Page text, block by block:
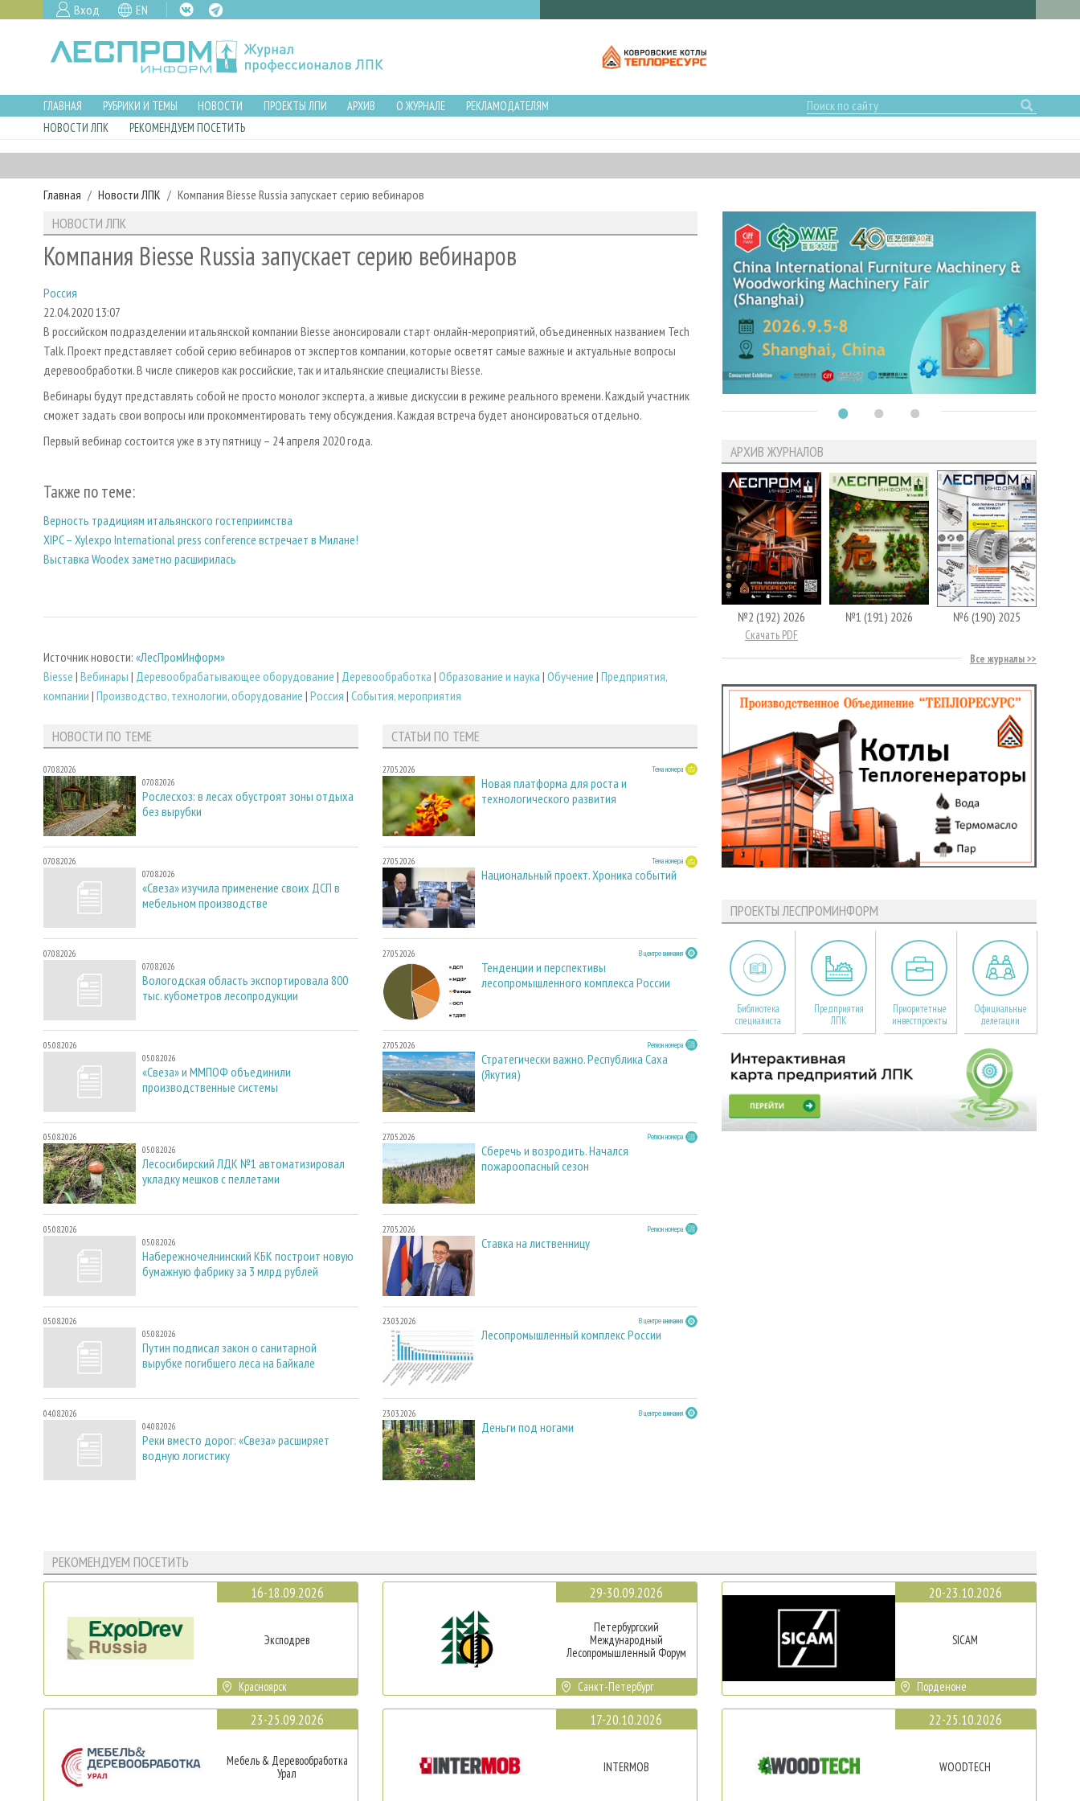
Вход EN
ГЛАВНАЯ РУБРИКИ И ТЕМЫ НОВОСТИ ПРОЕКТЫ ЛПИ АРХИВ О ЖУРНАЛЕ
РЕКЛАМОДАТЕЛЯМ
НОВОСТИ ЛПК
РЕКОМЕНДУЕМ ПОСЕТИТЬ
Главная Новости ЛПК Компания Biesse Russia запускает серию вебинаров
НОВОСТИ ЛПК
Компания Biesse Russia запускает серию вебинаров
Россия
22.04.2020 13:07
В российском подразделении итальянской компании Biesse анонсировали старт онлайн-мероприятий, объединенных названием Tech
Talk. Проект представляет собой серию вебинаров от экспертов компании, которые осветят самые важные и актуальные вопросы
деревообработки. В числе спикеров как российские, так и итальянские специалисты Biesse.
Вебинары будут представлять собой не просто монолог эксперта, а живые дискуссии в режиме реального времени. Каждый участник
сможет задать свои вопросы или прокомментировать тему обсуждения. Каждая встреча будет анонсироваться отдельно.
Первый вебинар состоится уже в эту пятницу – 24 апреля 2020 года.
Также по теме:
Верность традициям итальянского гостеприимства
XIPC – Xylexpo International press conference встречает в Милане!
Выставка Woodex заметно расширилась
Источник новости: «ЛесПромИнформ»
Biesse | Вебинары | Деревообрабатывающее оборудование | Деревообработка | Образование и наука | Обучение | Предприятия,
компании | Производство, технологии, оборудование | Россия | События, мероприятия
НОВОСТИ ПО ТЕМЕ
07.08.2026
07.08.2026
Рослесхоз: в лесах обустроят зоны отдыха
без вырубки
07.08.2026
07.08.2026
«Свеза» изучила применение своих ДСП в
мебельном производстве
07.08.2026
07.08.2026
Вологодская область экспортировала 800
тыс. кубометров лесопродукции
05.08.2026
05.08.2026
«Свеза» и ММПОФ объединили
производственные системы
05.08.2026
05.08.2026
Лесосибирский ЛДК №1 автоматизировал
укладку мешков с пеллетами
05.08.2026
05.08.2026
Набережночелнинский КБК построит новую
бумажную фабрику за 3 млрд рублей
05.08.2026
05.08.2026
Путин подписал закон о санитарной
вырубке погибшего леса на Байкале
04.08.2026
04.08.2026
Реки вместо дорог: «Свеза» расширяет
водную логистику
СТАТЬИ ПО ТЕМЕ
27.05.2026 Тема номера
Новая платформа для роста и
технологического развития
27.05.2026 Тема номера
Национальный проект. Хроника событий
27.05.2026 В центре внимания
Тенденции и перспективы
лесопромышленного комплекса России
27.05.2026 Регион номера
Стратегически важно. Республика Саха
(Якутия)
27.05.2026 Регион номера
Сберечь и возродить. Начался
пожароопасный сезон
27.05.2026 Регион номера
Ставка на лиственницу
23.03.2026 В центре внимания
Лесопромышленный комплекс России
23.03.2026 В центре внимания
Деньги под ногами
АРХИВ ЖУРНАЛОВ
№2 (192) 2026
Скачать PDF
№1 (191) 2026 №6 (190) 2025
Все журналы
ПРОЕКТЫ ЛЕСПРОМИНФОРМ
Библиотека
специалиста
Предприятия
ЛПК
Приоритетные
инвестпроекты
Официальные
делегации
РЕКОМЕНДУЕМ ПОСЕТИТЬ
16-18.09.2026
Эксподрев
Красноярск
23-25.09.2026
Мебель & Деревообработка
Урал
29-30.09.2026
Петербургский
Международный
Лесопромышленный Форум
Санкт-Петербург
17-20.10.2026
INTERMOB
20-23.10.2026
SICAM
Порденоне
22-25.10.2026
WOODTECH